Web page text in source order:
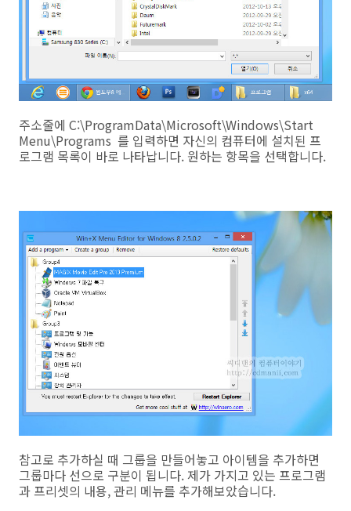
주소줄에 C:\ProgramData\Microsoft\Windows\Start
Menu\Programs 를 입력하면 자신의 컴퓨터에 설치된 프
로그램 목록이 바로 나타납니다. 원하는 항목을 선택합니다.
참고로 추가하실 때 그룹을 만들어놓고 아이템을 추가하면
그룹마다 선으로 구분이 됩니다. 제가 가지고 있는 프로그램
과 프리셋의 내용, 관리 메뉴를 추가해보았습니다.